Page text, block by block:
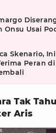
Onsu Usai
Skenario,
Peran
Tak
Aris